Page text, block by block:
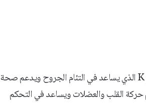
ووفق Verywell Health، يحتوي العنب على فيتامين C الذي يدعم جهاز المناعة، وفيتامين K الذي يساعد في التئام الجروح ويدعم صحة
حركة القلب والعضلات ويساعد في التحكم